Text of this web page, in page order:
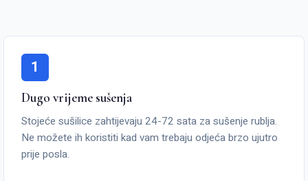
1
Dugo vrijeme sušenja
Stojeće sušilice zahtijevaju 24-72 sata za sušenje rublja.
Ne možete ih koristiti kad vam trebaju odjeća brzo ujutro
prije posla.